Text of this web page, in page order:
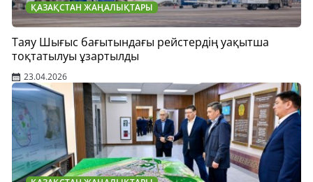
ҚАЗАҚСТАН ЖАҢАЛЫҚТАРЫ
Таяу Шығыс бағытындағы рейстердің уақытша
тоқтатылуы ұзартылды
23.04.2026